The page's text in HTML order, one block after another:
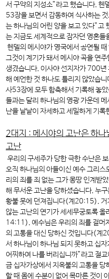
서 구약의 지성소”라고 했습니다. 헨
53장을 보면서 감동하여 식사하는
는 하나님의 어린 양을 보고 있다”고
는 지금도 세계적으로 잠자던 영혼들
헨델의 메시야가 영국에서 공연될
그것이 계기가 돼서 메시야 곡을 연
생겼습니다. 이사야 선지자가 700년
해 예언한 것 하나도 틀리지 않았습
사53장에 모두 함축해서 기록해 놓
들과는 달리 하나님의 영광 가운데
난을 낱낱이 자세하고 세밀하게 기
2대지 : 메시야의 고난은 하
고난
우리의 구세주가 당한 극한 수난은
오직 하나님의 아들이신 예수 그리
리의 죄를 죄 없는 그가 몽땅 인계받
해 무서운 고난을 당하셨습니다. 누
황불 못에 던져집니다(계20:15). 거
않는 고난의 연기가 세세무궁토록
14:11). 예수님은 우리의 죄를 걸머
의 고통을 대신 당하신 것입니다(계
서 하나님이 하나님 되지 못하고 십
어찌하여 나를 버리십니까”라고 절
금 십자가상에서 지옥불의 고통을 당
할 때 몸에 수분이 없어 목마른 것이